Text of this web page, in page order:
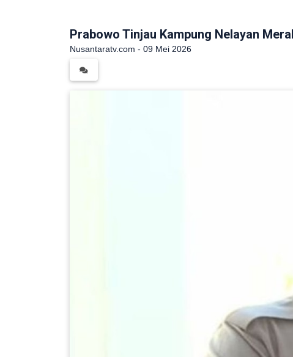
Prabowo Tinjau Kampung Nelayan
Nusantaratv.com - 09 Mei 2026